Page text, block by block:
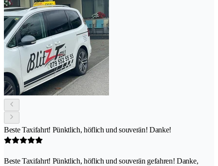
Beste Taxifahrt! Pünktlich, höflich und souverän! Danke!
Beste Taxifahrt! Pünktlich, höflich und souverän gefahren! Danke,